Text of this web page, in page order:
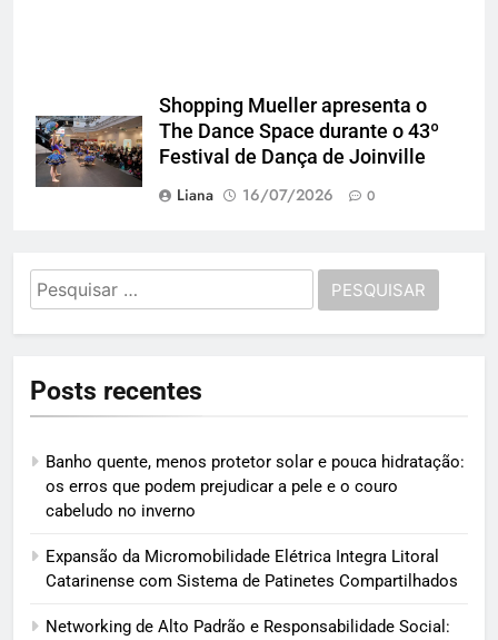
Shopping Mueller apresenta o
The Dance Space durante o 43º
Festival de Dança de Joinville
Liana
16/07/2026 0
Pesquisar
por:
Posts recentes
Banho quente, menos protetor solar e pouca hidratação:
os erros que podem prejudicar a pele e o couro
cabeludo no inverno
Expansão da Micromobilidade Elétrica Integra Litoral
Catarinense com Sistema de Patinetes Compartilhados
Networking de Alto Padrão e Responsabilidade Social: